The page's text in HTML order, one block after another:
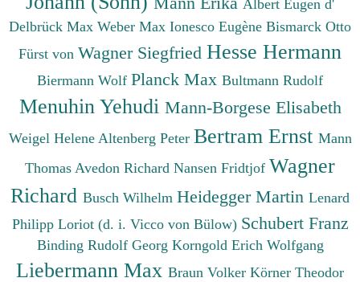
Albert Eugen d'
Delbrück Max Weber Max Ionesco Eugène Bismarck Otto
Fürst von Wagner Siegfried Hesse Hermann
Biermann Wolf Planck Max Bultmann Rudolf
Menuhin Yehudi Mann-Borgese Elisabeth
Weigel Helene Altenberg Peter Bertram Ernst Mann
Thomas Avedon Richard Nansen Fridtjof Wagner
Richard Busch Wilhelm Heidegger Martin Lenard
Philipp Loriot (d. i. Vicco von Bülow) Schubert Franz
Binding Rudolf Georg Korngold Erich Wolfgang
Liebermann Max Braun Volker Körner Theodor